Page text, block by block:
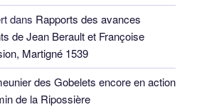
dans Rapports des avances
de Jean Berault et Françoise
Martigné 1539
des Gobelets encore en action
de la Ripossière